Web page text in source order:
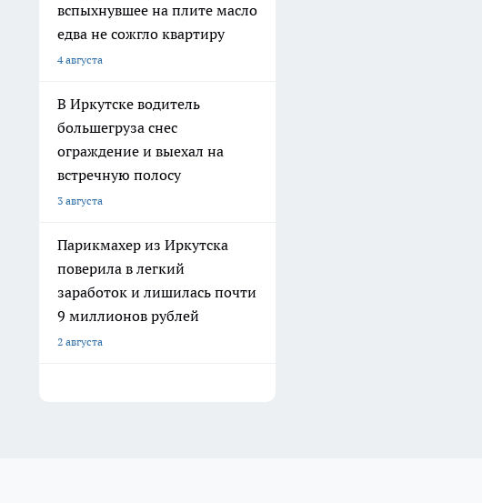
вспыхнувшее на плите масло
едва не сожгло квартиру
4 августа
В Иркутске водитель
большегруза снес
ограждение и выехал на
встречную полосу
3 августа
Парикмахер из Иркутска
поверила в легкий
заработок и лишилась почти
9 миллионов рублей
2 августа